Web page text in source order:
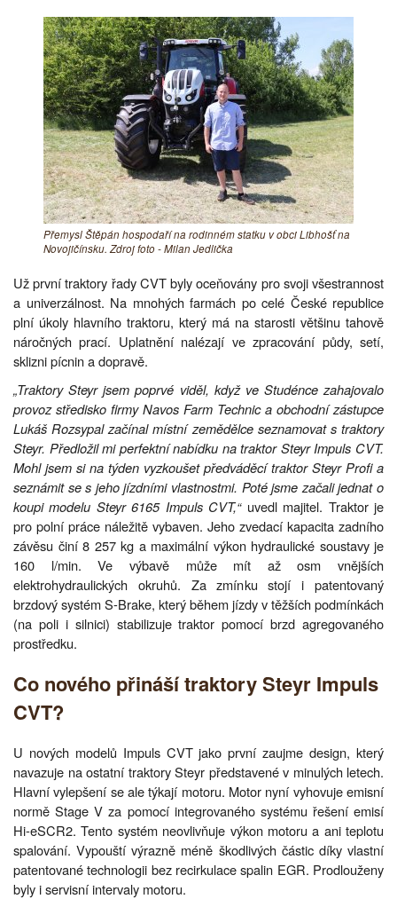
Přemysl Štěpán hospodaří na rodinném statku v obci Libhošť na
Novojičínsku. Zdroj foto - Milan Jedlička
Už první traktory řady CVT byly oceňovány pro svoji všestrannost
a univerzálnost. Na mnohých farmách po celé České republice
plní úkoly hlavního traktoru, který má na starosti většinu tahově
náročných prací. Uplatnění nalézají ve zpracování půdy, setí,
sklizni pícnin a dopravě.
„Traktory Steyr jsem poprvé viděl, když ve Studénce zahajovalo
provoz středisko firmy Navos Farm Technic a obchodní zástupce
Lukáš Rozsypal začínal místní zemědělce seznamovat s traktory
Steyr. Předložil mi perfektní nabídku na traktor Steyr Impuls CVT.
Mohl jsem si na týden vyzkoušet předváděcí traktor Steyr Profi a
seznámit se s jeho jízdními vlastnostmi. Poté jsme začali jednat o
koupi modelu Steyr 6165 Impuls CVT,“uvedl majitel. Traktor je
pro polní práce náležitě vybaven. Jeho zvedací kapacita zadního
závěsu činí 8 257 kg a maximální výkon hydraulické soustavy je
160 l/min. Ve výbavě může mít až osm vnějších
elektrohydraulických okruhů. Za zmínku stojí i patentovaný
brzdový systém S-Brake, který během jízdy v těžších podmínkách
(na poli i silnici) stabilizuje traktor pomocí brzd agregovaného
prostředku.
Co nového přináší traktory Steyr Impuls
CVT?
U nových modelů Impuls CVT jako první zaujme design, který
navazuje na ostatní traktory Steyr představené v minulých letech.
Hlavní vylepšení se ale týkají motoru. Motor nyní vyhovuje emisní
normě Stage V za pomocí integrovaného systému řešení emisí
Hi-eSCR2. Tento systém neovlivňuje výkon motoru a ani teplotu
spalování. Vypouští výrazně méně škodlivých částic díky vlastní
patentované technologii bez recirkulace spalin EGR. Prodlouženy
byly i servisní intervaly motoru.